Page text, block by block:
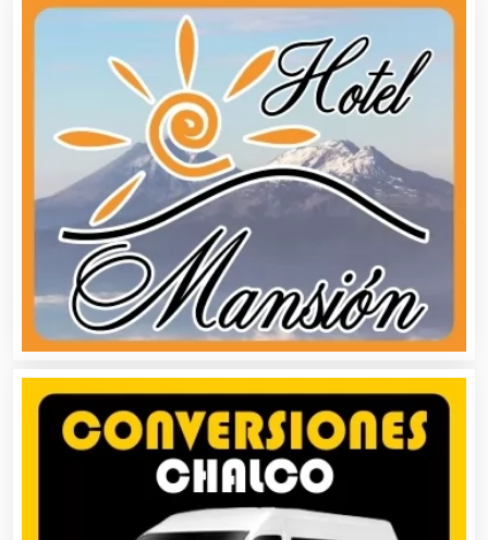
Artículos Publicitarios
Aseguradoras
Asesores Técnicos
Asesoría Fiscal
Asilos
Asociaciones Civiles